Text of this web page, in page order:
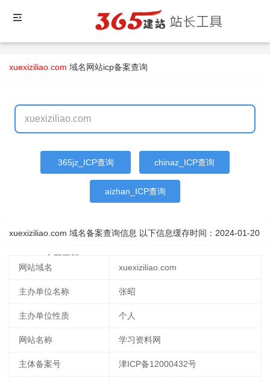
xuexiziliao.com 域名网站icp备案查询
365jz_ICP查询 chinaz_ICP查询
aizhan_ICP查询
xuexiziliao.com 域名备案查询信息 以下信息缓存时间： 2024-01-20
立即更新
网站域名
xuexiziliao.com
主办单位名称 张昭
主办单位性质 个人
网站名称 学习资料网
主体备案号 津ICP备12000432号